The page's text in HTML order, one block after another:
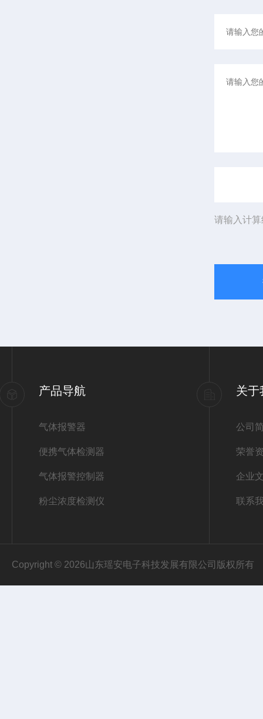
请输入计
产品导航
气体报警器
便携气体检测器
气体报警控制器
粉尘浓度检测仪
关于
公司
荣誉
企业
联系
Copyright © 2026山东瑶安电子科技发展有限公司版权所有